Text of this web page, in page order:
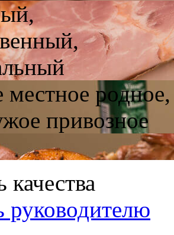
родное,
привозное
качества
руководителю